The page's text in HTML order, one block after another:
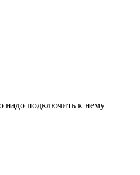
надо подключить к нему